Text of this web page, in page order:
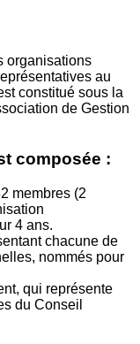
organisations
au
constitué sous la
de Gestion
composée :
membres (2
4 ans.
chacune de
nommés pour
qui représente
du Conseil